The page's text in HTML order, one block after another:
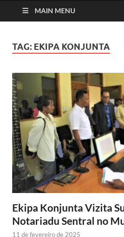
MAIN MENU
TAG: EKIPA KONJUNTA
Ekipa Konjunta Vizita
Notariadu Sentral no
11 de fevereiro de 2025